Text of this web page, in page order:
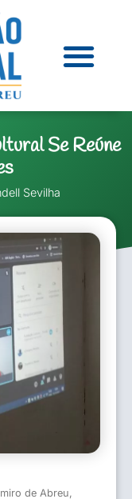
Se Reúne
Sevilha
de Abreu,